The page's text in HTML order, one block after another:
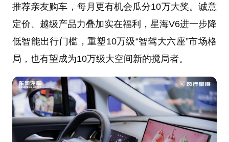
推荐亲友购车，每月更有机会瓜分10万大奖。诚意
定价、越级产品力叠加实在福利，星海V6进一步降
低智能出行门槛，重塑10万级“智驾大六座”市场格
局，也有望成为10万级大空间新的搅局者。